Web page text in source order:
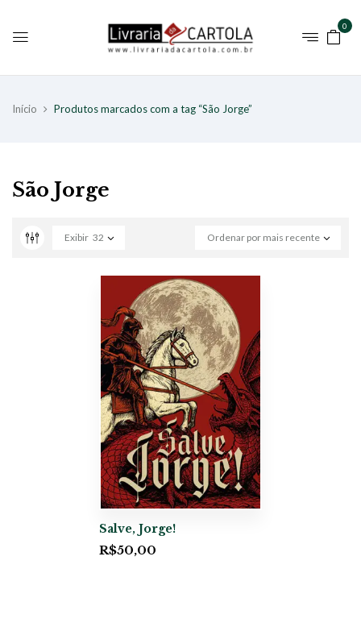
0
Início Produtos marcados com a tag “São Jorge”
São Jorge
Ordenar por mais recente
Exibir 32
Salve, Jorge!
R$50,00